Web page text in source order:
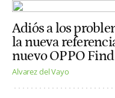
Adiós a los
la nueva
nuevo OPPO
Alvarez del Vayo